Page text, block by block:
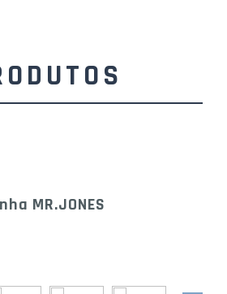
MR.JONES